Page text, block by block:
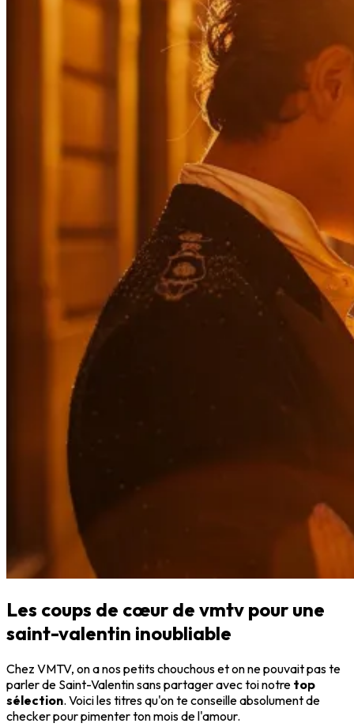
Les coups de cœur de vmtv pour une
saint-valentin inoubliable
Chez VMTV, on a nos petits chouchous et on ne pouvait pas te
parler de Saint-Valentin sans partager avec toi notre top
sélection. Voici les titres qu'on te conseille absolument de
checker pour pimenter ton mois de l'amour.